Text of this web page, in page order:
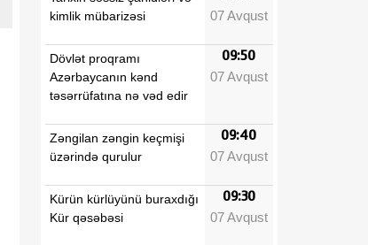
kimlik mübarizəsi
07 Avqust
Dövlət proqramı
Azərbaycanın kənd
təsərrüfatına nə vəd edir
09:50
07 Avqust
Zəngilan zəngin keçmişi
üzərində qurulur
09:40
07 Avqust
Kürün kürlüyünü buraxdığı
Kür qəsəbəsi
09:30
07 Avqust